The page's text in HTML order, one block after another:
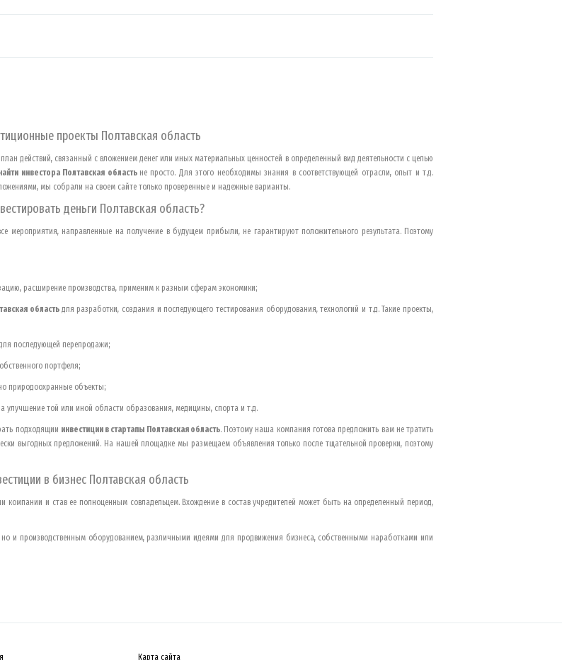
проекты Полтавская область
действий, связанный с вложением денег или иных материальных ценностей в определенный вид деятельности с целью
инвестора Полтавская область не просто. Для этого необходимы знания в соответствующей отрасли, опыт и т.д.
мы собрали на своем сайте только проверенные и надежные варианты.
деньги Полтавская область?
мероприятия, направленные на получение в будущем прибыли, не гарантируют положительного результата. Поэтому
расширение производства, применим к разным сферам экономики;
область для разработки, создания и последующего тестирования оборудования, технологий и т.д. Такие проекты,
последующей перепродажи;
портфеля;
природоохранные объекты;
улучшение той или иной области образования, медицины, спорта и т.д.
подходящии инвестиции в стартапы Полтавская область. Поэтому наша компания готова предложить вам не тратить
выгодных предложений. На нашей площадке мы размещаем объявления только после тщательной проверки, поэтому
в бизнес Полтавская область
компании и став ее полноценным совладельцем. Вхождение в состав учредителей может быть на определенный период,
и производственным оборудованием, различными идеями для продвижения бизнеса, собственными наработками или
Карта сайта